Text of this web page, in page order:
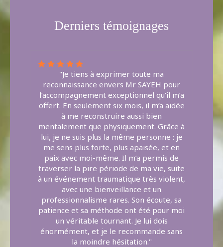
Derniers témoignages
"Je tiens à exprimer toute ma
reconnaissance envers Mr SAYEH pour
l’accompagnement exceptionnel qu’il m’a
offert. En seulement six mois, il m’a aidée
à me reconstruire aussi bien
mentalement que physiquement. Grâce à
lui, je ne suis plus la même personne : je
me sens plus forte, plus apaisée, et en
paix avec moi-même. Il m’a permis de
traverser la pire période de ma vie, suite
à un événement traumatique très violent,
avec une bienveillance et un
professionnalisme rares. Son écoute, sa
patience et sa méthode ont été pour moi
un véritable tournant. Je lui dois
énormément, et je le recommande sans
la moindre hésitation."